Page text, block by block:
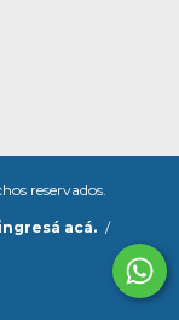
reservados.
ingresá acá. /